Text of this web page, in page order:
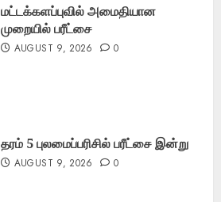
மட்டக்களப்புவில் அமைதியான
முறையில் பரீட்சை
AUGUST 9, 2026 0
தரம் 5 புலமைப்பரிசில் பரீட்சை இன்று
AUGUST 9, 2026 0